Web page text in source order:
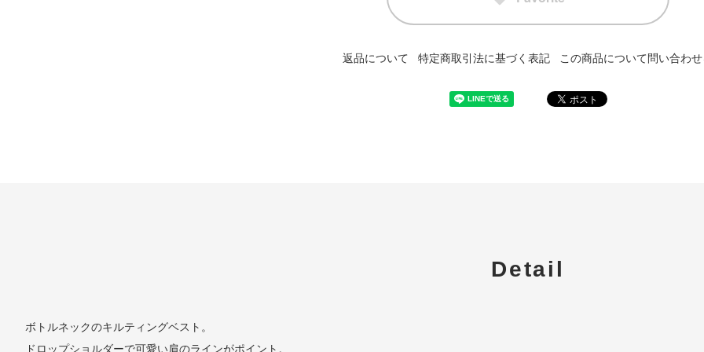
返品について 特定商取引法に基づく表記 この商品について問い合わ
Detail
ボトルネックのキルティングベスト。
ドロップショルダーで可愛い肩のラインがポイント。